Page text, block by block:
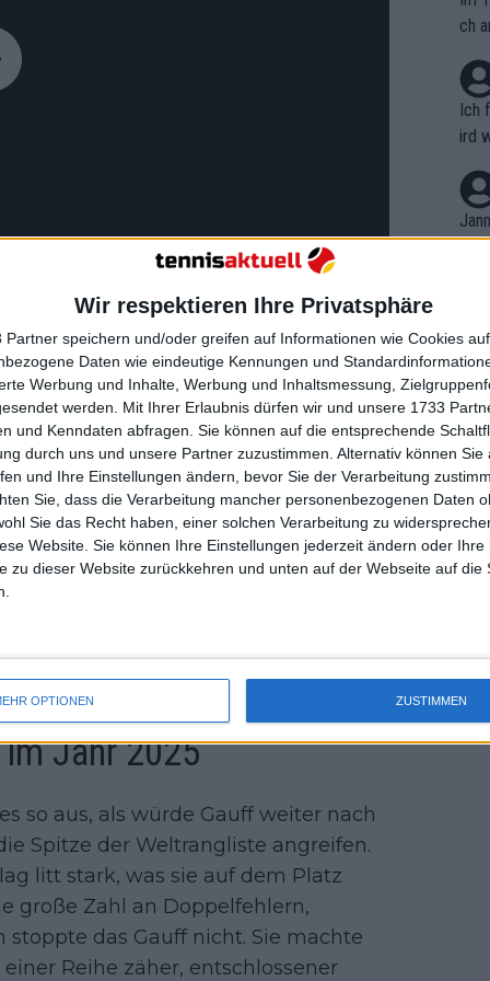
Wir respektieren Ihre Privatsphäre
Partner speichern und/oder greifen auf Informationen wie Cookies
Daten wie eindeutige Kennungen und
Werbung und Inhalte, Werbung und Inhaltsmessung,
werden. Mit Ihrer Erlaubnis dürfen wir und unsere 1733
und Kenndaten abfragen. Sie können auf die entsprechende
durch uns und unsere Partner zuzustimmen. Alternativ können Sie
und Ihre Einstellungen ändern, bevor Sie der Verarbeitung
Sie, dass die Verarbeitung mancher personenbezogenen Daten
Sie das Recht haben, einer solchen Verarbeitung zu
Website. Sie können Ihre Einstellungen jederzeit ändern oder Ihre
zu dieser Website zurückkehren und unten auf der Webseite auf die
OPTIONEN ZUSTIMMEN
immer wieder klar gesagt und
werden will wie Serena Williams.
Major-Titel gewonnen, als sie
sie im
Rennae Stubbs Tennis
Alter zu erreichen, was du erreicht
musst du zehn Jahre lang jedes
in kurzer Zeit, je nachdem, wie
ist das deshalb enttäuschend, weil
Jahr 2025
so aus, als würde Gauff weiter nach
Spitze der Weltrangliste angreifen.
litt stark, was sie auf dem Platz
große Zahl an Doppelfehlern,
das Gauff nicht. Sie machte
Reihe zäher, entschlossener
ch
Ich
ird
r in
em
t,
B.
on
uss
mal
des
n
nt.
kel